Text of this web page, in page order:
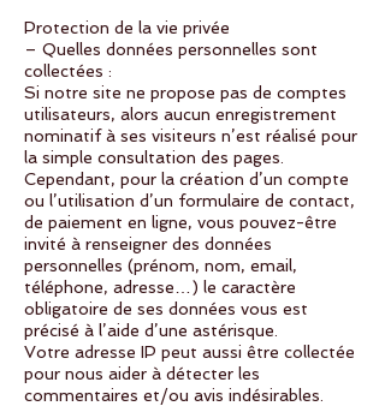
Protection de la vie privée
– Quelles données personnelles sont
collectées :
Si notre site ne propose pas de comptes
utilisateurs, alors aucun enregistrement
nominatif à ses visiteurs n’est réalisé pour
la simple consultation des pages.
Cependant, pour la création d’un compte
ou l’utilisation d’un formulaire de contact,
de paiement en ligne, vous pouvez-être
invité à renseigner des données
personnelles (prénom, nom, email,
téléphone, adresse…) le caractère
obligatoire de ses données vous est
précisé à l’aide d’une astérisque.
Votre adresse IP peut aussi être collectée
pour nous aider à détecter les
commentaires et/ou avis indésirables.